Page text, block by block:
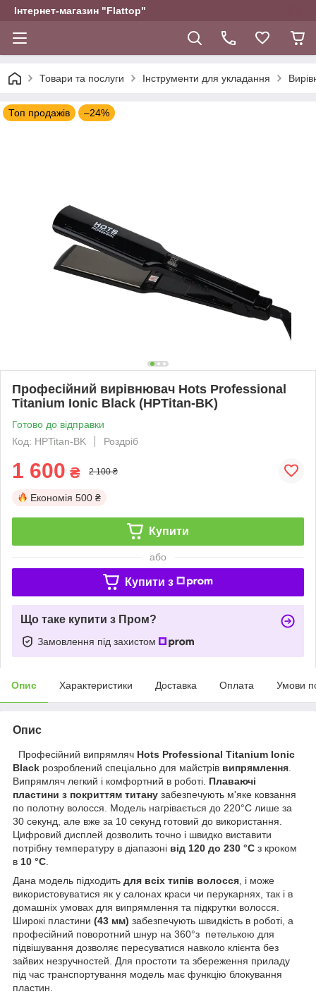
Інтернет-магазин "Flattop"
Товари та послуги Інструменти для укладання
Топ продажів –24%
Професійний вирівнювач Hots Professional
Titanium Ionic Black (HPTitan-BK)
Готово до відправки
Код: HPTitan-BK
Роздріб
1 600 ₴ 2 100 ₴
Економія 500 ₴
Купити
або
Купити з
Що таке купити з Пром?
Замовлення під захистом
Опис Характеристики Доставка Оплата Умови
Опис
Професійний випрямляч Hots Professional Titanium Ionic
Black розроблений спеціально для майстрів випрямлення
Випрямляч легкий і комфортний в роботі. Плаваючі
пластини з покриттям титану забезпечують м'яке ковзання
по полотну волосся. Модель нагрівається до 220°С лише за
30 секунд, але вже за 10 секунд готовий до використання.
Цифровий дисплей дозволить точно і швидко виставити
потрібну температуру в діапазоні від 120 до 230 °С з кроком
в 10 °С
Дана модель підходить для всіх типів волосся , і може
використовуватися як у салонах краси чи перукарнях, так і в
домашніх умовах для випрямлення та підкрутки волосся.
Широкі пластини (43 мм) забезпечують швидкість в роботі, а
професійний поворотний шнур на 360°з петелькою для
підвішування дозволяє пересуватися навколо клієнта без
зайвих незручностей. Для простоти та збереження приладу
під час транспортування модель має функцію блокування
пластин.